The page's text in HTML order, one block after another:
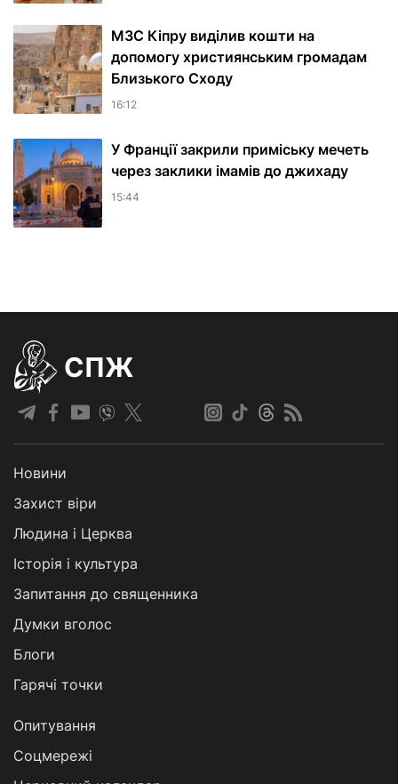
МЗС Кіпру виділив кошти на
допомогу християнським громадам
Близького Сходу
16:12
У Франції закрили приміську мечеть
через заклики імамів до джихаду
15:44
СПЖ
Новини
Захист віри
Людина і Церква
Історія і культура
Запитання до священника
Думки вголос
Блоги
Гарячі точки
Опитування
Соцмережі